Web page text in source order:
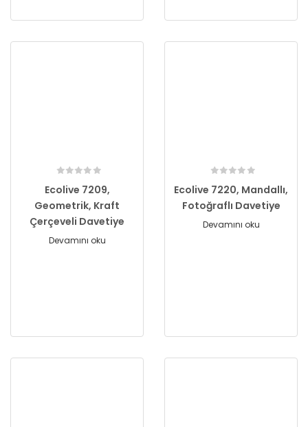
Ecolive 7209,
Geometrik, Kraft
Çerçeveli Davetiye
Devamını oku
Ecolive 7220, Mandallı,
Fotoğraflı Davetiye
Devamını oku